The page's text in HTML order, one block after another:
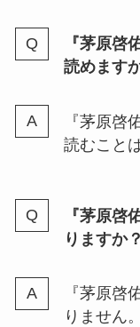
『茅原啓
読めます
『茅原啓
読むこと
『茅原啓
りますか？
『茅原啓
りません。